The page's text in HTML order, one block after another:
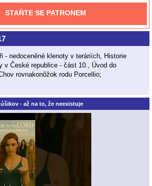
STAŇTE SE PATRONEM
- nedoceněné klenoty v teráriích, Historie
v České republice - část 10., Úvod do
rovnakonôžok rodu Porcellio;
- až na to, že neexistuje